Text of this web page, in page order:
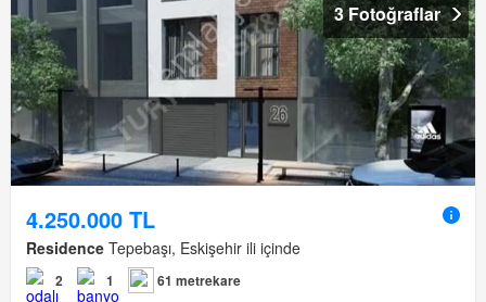
3 Fotoğraflar
4.250.000 TL
Residence Tepebaşı, Eskişehir ili içinde
2 1 61 metrekare